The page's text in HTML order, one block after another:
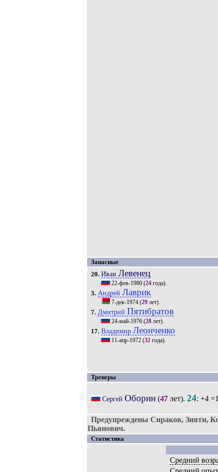
Запасные
20. Иван Левенец
22-фев-1980(24года).
3. Андрей Лаврик
7-дек-1974(29лет).
7. Дмитрий Пятибратов
24-май-1976(28лет).
17. Владимир Леонченко
11-апр-1972(32года).
Тренеры
Сергей Оборин(47лет). 24: +4
Предупреждены Сираков, Зияти,
Пьянович.
Статистика
Средний